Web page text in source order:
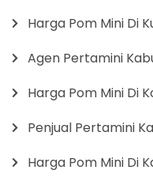
Harga Pom Mini Di
Agen Pertamini
Harga Pom Mini Di
Penjual Pertamini
Harga Pom Mini Di